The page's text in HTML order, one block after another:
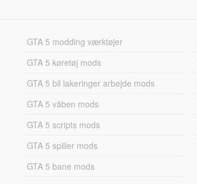
GTA 5 modding værktøjer
GTA 5 køretøj mods
GTA 5 bil lakeringer arbejde mods
GTA 5 våben mods
GTA 5 scripts mods
GTA 5 spiller mods
GTA 5 bane mods